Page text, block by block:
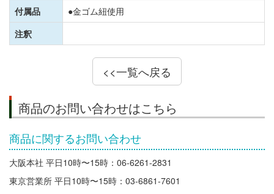
付属品
●金ゴム紐使用
注釈
<<一覧へ戻る
商品のお問い合わせはこちら
商品に関するお問い合わせ
大阪本社 平日10時〜15時：06-6261-2831
東京営業所 平日10時〜15時：03-6861-7601